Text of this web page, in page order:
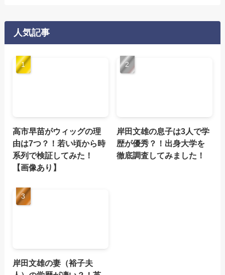
人気記事
高市早苗がウィッグの理
由は7つ？！若い頃から時
系列で検証してみた！
【画像あり】
岸田文雄の息子は3人で学
歴が優秀？！出身大学を
徹底調査してみました！
岸田文雄の妻（裕子夫